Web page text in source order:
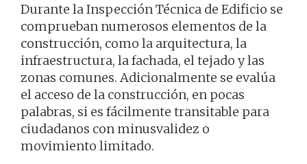
Durante la Inspección Técnica de Edificio se
comprueban numerosos elementos de la
construcción, como la arquitectura, la
infraestructura, la fachada, el tejado y las
zonas comunes. Adicionalmente se evalúa
el acceso de la construcción, en pocas
palabras, si es fácilmente transitable para
ciudadanos con minusvalidez o
movimiento limitado.